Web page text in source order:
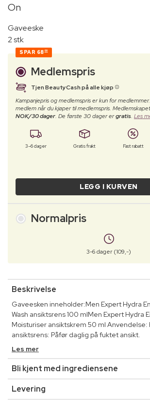
On
Gaveeske
2 stk
SPAR 68 00
Medlemspris
Tjen BeautyCash på alle kjøp
Kampanjepris og medlemspris er kun for
medlem når du kjøper til medlemspris.
NOK/30 dager. De første 30 dager ergratis. Les
3–6 dager Gratis frakt Fast rabatt
LEGG I KURVEN
Normalpris
3-6 dager (109,-)
Beskrivelse
Gaveesken inneholder:Men Expert Hydra
Wash ansiktsrens 100 mlMen Expert Hydra
Moisturiser ansiktskrem 50 ml Anvendelse:
ansiktsrens: Påfør daglig på fuktet ansikt.
Les mer
Bli kjent med ingrediensene
Levering